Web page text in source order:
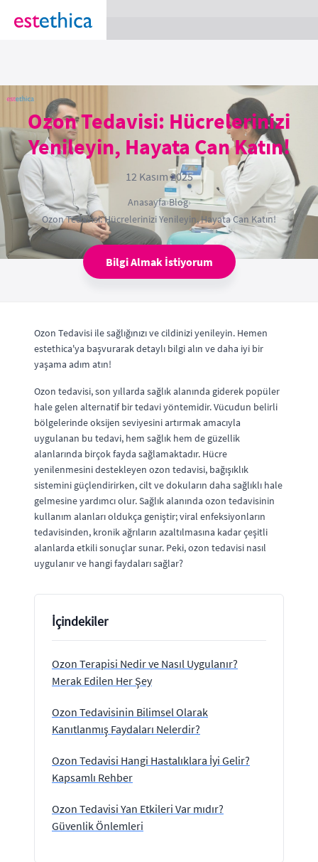
section Service {
Ozon Tedavisi: Hücrelerinizi
Yenileyin, Hayata Can Katın!
12 Kasım 2025
Anasayfa›Blog›
Ozon Tedavisi: Hücrelerinizi Yenileyin, Hayata Can Katın!
Bilgi Almak İstiyorum
Ozon Tedavisi ile sağlığınızı ve cildinizi yenileyin. Hemen
estethica'ya başvurarak detaylı bilgi alın ve daha iyi bir
yaşama adım atın!
Ozon tedavisi, son yıllarda sağlık alanında giderek popüler
hale gelen alternatif bir tedavi yöntemidir. Vücudun belirli
bölgelerinde oksijen seviyesini artırmak amacıyla
uygulanan bu tedavi, hem sağlık hem de güzellik
alanlarında birçok fayda sağlamaktadır. Hücre
yenilenmesini destekleyen ozon tedavisi, bağışıklık
sistemini güçlendirirken, cilt ve dokuların daha sağlıklı hale
gelmesine yardımcı olur. Sağlık alanında ozon tedavisinin
kullanım alanları oldukça geniştir; viral enfeksiyonların
tedavisinden, kronik ağrıların azaltılmasına kadar çeşitli
alanlarda etkili sonuçlar sunar. Peki, ozon tedavisi nasıl
uygulanır ve hangi faydaları sağlar?
İçindekiler
Ozon Terapisi Nedir ve Nasıl Uygulanır?
Merak Edilen Her Şey
Ozon Tedavisinin Bilimsel Olarak
Kanıtlanmış Faydaları Nelerdir?
Ozon Tedavisi Hangi Hastalıklara İyi Gelir?
Kapsamlı Rehber
Ozon Tedavisi Yan Etkileri Var mıdır?
Güvenlik Önlemleri